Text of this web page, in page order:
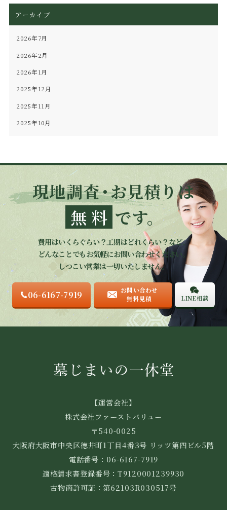
アーカイブ
2026年7月
2026年2月
2026年1月
2025年12月
2025年11月
2025年10月
現地調査・お見積りは
無料 です。
費用はいくらぐらい？工期はどれくらい？など、
どんなことでもお気軽にお問い合わせください。
しつこい営業は一切いたしません。
06-6167-7919
お問い合わせ
無料見積
LINE相談
【運営会社】
株式会社ファーストバリュー
〒540-0025
大阪府大阪市中央区徳井町1丁目4番3号 リッツ第四ビル5階
電話番号：06-6167-7919
適格請求書登録番号：T9120001239930
古物商許可証：第62103R030517号